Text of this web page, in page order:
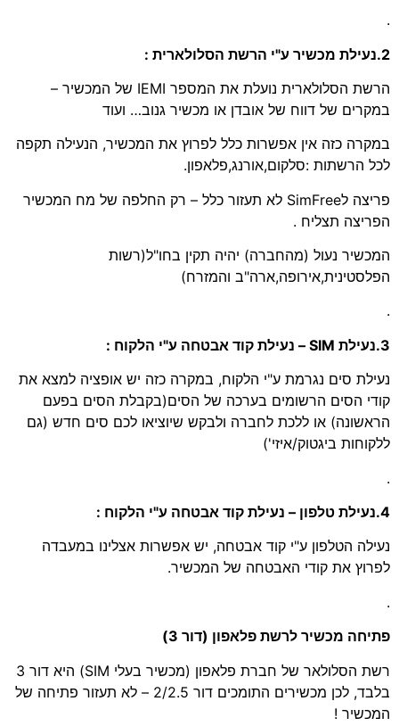
.
2.נעילת מכשיר ע"י הרשת הסלולארית :
הרשת הסלולארית נועלת את המספר IEMI של המכשיר –
במקרים של דווח של אובדן או מכשיר גנוב… ועוד
במקרה כזה אין אפשרות כלל לפרוץ את המכשיר, הנעילה תקפה
לכל הרשתות :סלקום,אורנג,פלאפון.
פריצה לSimFree לא תעזור כלל – רק החלפה של מח המכשיר
הפריצה תצליח .
המכשיר נעול (מהחברה) יהיה תקין בחו"ל(רשות
הפלסטינית,אירופה,ארה"ב והמזרח)
.
3.נעילת SIM – נעילת קוד אבטחה ע"י הלקוח :
נעילת סים נגרמת ע"י הלקוח, במקרה כזה יש אופציה למצא את
קודי הסים הרשומים בערכה של הסים(בקבלת הסים בפעם
הראשונה) או ללכת לחברה ולבקש שיוציאו לכם סים חדש (גם
ללקוחות ביגטוק/איזי')
.
4.נעילת טלפון – נעילת קוד אבטחה ע"י הלקוח :
נעילה הטלפון ע"י קוד אבטחה, יש אפשרות אצלינו במעבדה
לפרוץ את קודי האבטחה של המכשיר.
.
פתיחה מכשיר לרשת פלאפון (דור 3)
רשת הסלולאר של חברת פלאפון (מכשיר בעלי SIM) היא דור 3
בלבד, לכן מכשירים התומכים דור 2/2.5 – לא תעזור פתיחה של
המכשיר !